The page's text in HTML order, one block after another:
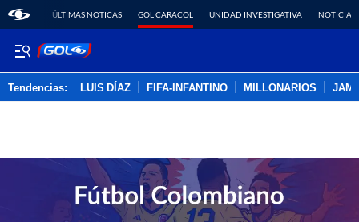
ÚLTIMAS NOTICAS GOL CARACOL UNIDAD INVESTIGATIVA NOTICIAS
Tendencias: LUIS DÍAZ FIFA-INFANTINO MILLONARIOS